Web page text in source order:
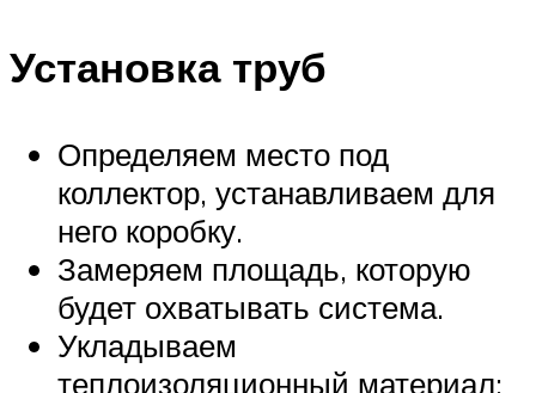
Установка труб
Определяем место под
коллектор, устанавливаем для
него коробку.
Замеряем площадь, которую
будет охватывать система.
Укладываем
теплоизоляционный материал: